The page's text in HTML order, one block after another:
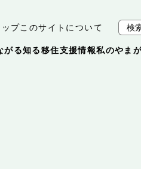
プこのサイトについて
がる知る移住支援情報私のやま